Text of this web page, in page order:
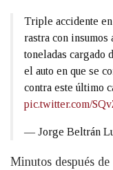
Triple accidente
rastra con
toneladas cargado
el auto en que se
contra este último
pic.twitter.com/
— Jorge Beltrán
Minutos después